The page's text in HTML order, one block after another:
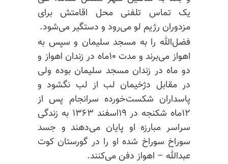
یک تماس تلفنی محل اقامتش برای
مزدوران رژیم لو می‌رود و دستگیر می‌شود.
فضل‌الله را به مسجد سلیمان و سپس به
اهواز می‌برند و مدت ۱۰ماه در زندان اهواز و
دو ماه در زندان مسجد سلیمان بوده ولی
در مقابل دژخیمان لب از لب نگشود و
پاسداران شکست‌خورده سرانجام پس از
۱۲ماه شکنجه در ۱۹اسفند ۱۳۶۳ به زندگی
سراسر مبارزه او پایان می‌دهند و جسد
سوراخ سوراخ شده او را در گورستان کوت
عبدالله – اهواز دفن می‌کنند.